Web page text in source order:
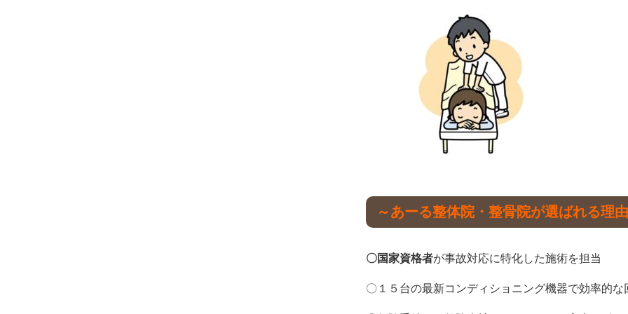
～あーる整体院・整骨院が選ばれる理
〇国家資格者が事故対応に特化した施術を担当
〇１５台の最新コンディショニング機器で効率的な